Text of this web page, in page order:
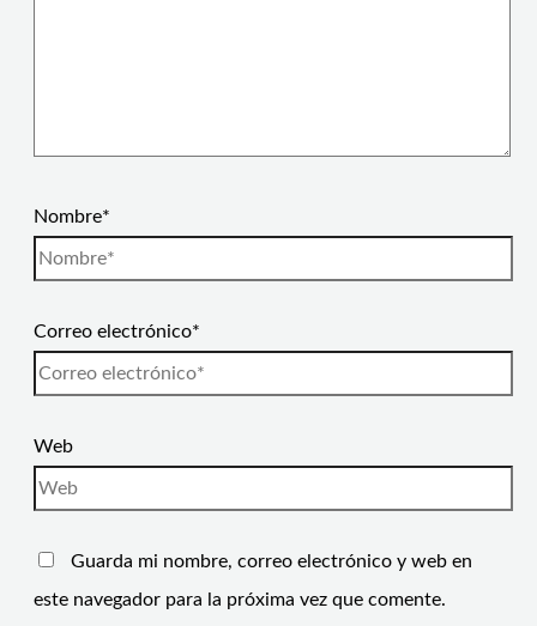
Nombre*
Correo electrónico*
Web
Guarda mi nombre, correo electrónico y web en
este navegador para la próxima vez que comente.